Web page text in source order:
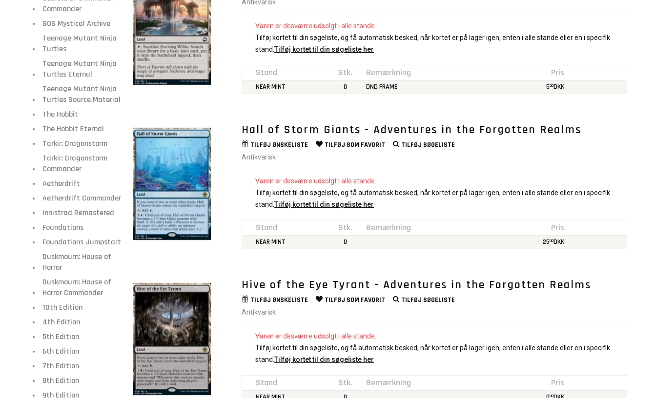
Commander
SOS Mystical Archive
Teenage Mutant Ninja
Turtles
Teenage Mutant Ninja
Turtles Eternal
Teenage Mutant Ninja
Turtles Source Material
The Hobbit
The Hobbit Eternal
Tarkir: Dragonstorm
Tarkir: Dragonstorm
Commander
Aetherdrift
Aetherdrift Commander
Innistrad Remastered
Foundations
Foundations Jumpstart
Duskmourn: House of
Horror
Duskmourn: House of
Horror Commander
10th Edition
4th Edition
5th Edition
6th Edition
7th Edition
8th Edition
9th Edition
Antikvarisk
Varen er desværre udsolgt i alle stande.
Tilføj kortet til din søgeliste, og få automatisk besked, når kortet er på lager igen, enten i alle stande eller en i specifik
stand. Tilføj kortet til din søgeliste her
Stand Stk. Bemærkning Pris
NEAR MINT 0 DND FRAME 500DKK
Hall of Storm Giants - Adventures in the Forgotten Realms
TILFØJ ØNSKELISTE TILFØJ SOM FAVORIT TILFØJ SØGELISTE
Antikvarisk
Varen er desværre udsolgt i alle stande.
Tilføj kortet til din søgeliste, og få automatisk besked, når kortet er på lager igen, enten i alle stande eller en i specifik
stand. Tilføj kortet til din søgeliste her
Stand Stk. Bemærkning Pris
NEAR MINT 0 2500DKK
Hive of the Eye Tyrant - Adventures in the Forgotten Realms
TILFØJ ØNSKELISTE TILFØJ SOM FAVORIT TILFØJ SØGELISTE
Antikvarisk
Varen er desværre udsolgt i alle stande.
Tilføj kortet til din søgeliste, og få automatisk besked, når kortet er på lager igen, enten i alle stande eller en i specifik
stand. Tilføj kortet til din søgeliste her
Stand Stk. Bemærkning Pris
00